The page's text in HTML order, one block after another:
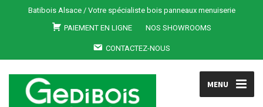
Batibois Alsace / Votre spécialiste bois panneaux menuiserie
PAIEMENT EN LIGNE
NOS SHOWROOMS
CONTACTEZ-NOUS
MENU